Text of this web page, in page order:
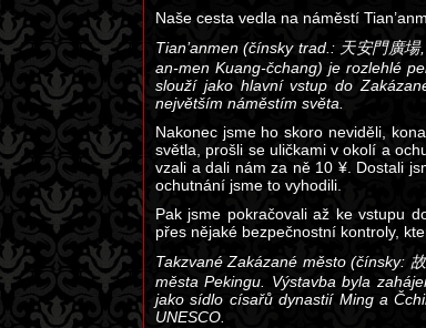
Naše cesta vedla na náměstí
Tian’anmen (čínsky trad.: 天安門廣
an-men Kuang-čchang) je rozlehlé
slouží jako hlavní vstup do
největším náměstím světa.
Nakonec jsme ho skoro neviděli,
světla, prošli se uličkami v okolí a
vzali a dali nám za ně 10 ¥. Dostali
ochutnání jsme to vyhodili.
Pak jsme pokračovali až ke vstupu
přes nějaké bezpečnostní kontroly,
Takzvané Zakázané město (čínsky:
města Pekingu. Výstavba byla
jako sídlo císařů dynastií Ming a
UNESCO.